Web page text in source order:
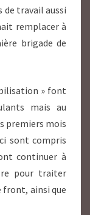
de travail aussi
remplacer à
brigade de
» font
mais au
premiers mois
sont compris
continuer à
pour traiter
front, ainsi que